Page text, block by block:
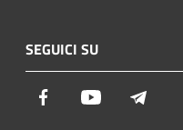
SEGUICI SU
Facebook Youtube